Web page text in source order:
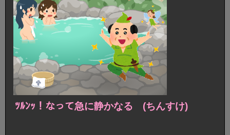
ﾂﾙﾝｯ！なって急に静かなる (ちんすけ)